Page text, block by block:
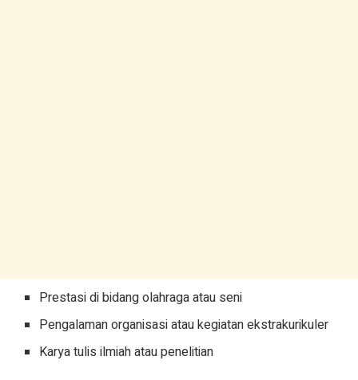
Prestasi di bidang olahraga atau seni
Pengalaman organisasi atau kegiatan ekstrakurikuler
Karya tulis ilmiah atau penelitian